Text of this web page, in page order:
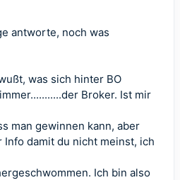
antworte, noch was
was sich hinter BO
Broker. Ist mir
man gewinnen kann, aber
damit du nicht meinst, ich
Ich bin also